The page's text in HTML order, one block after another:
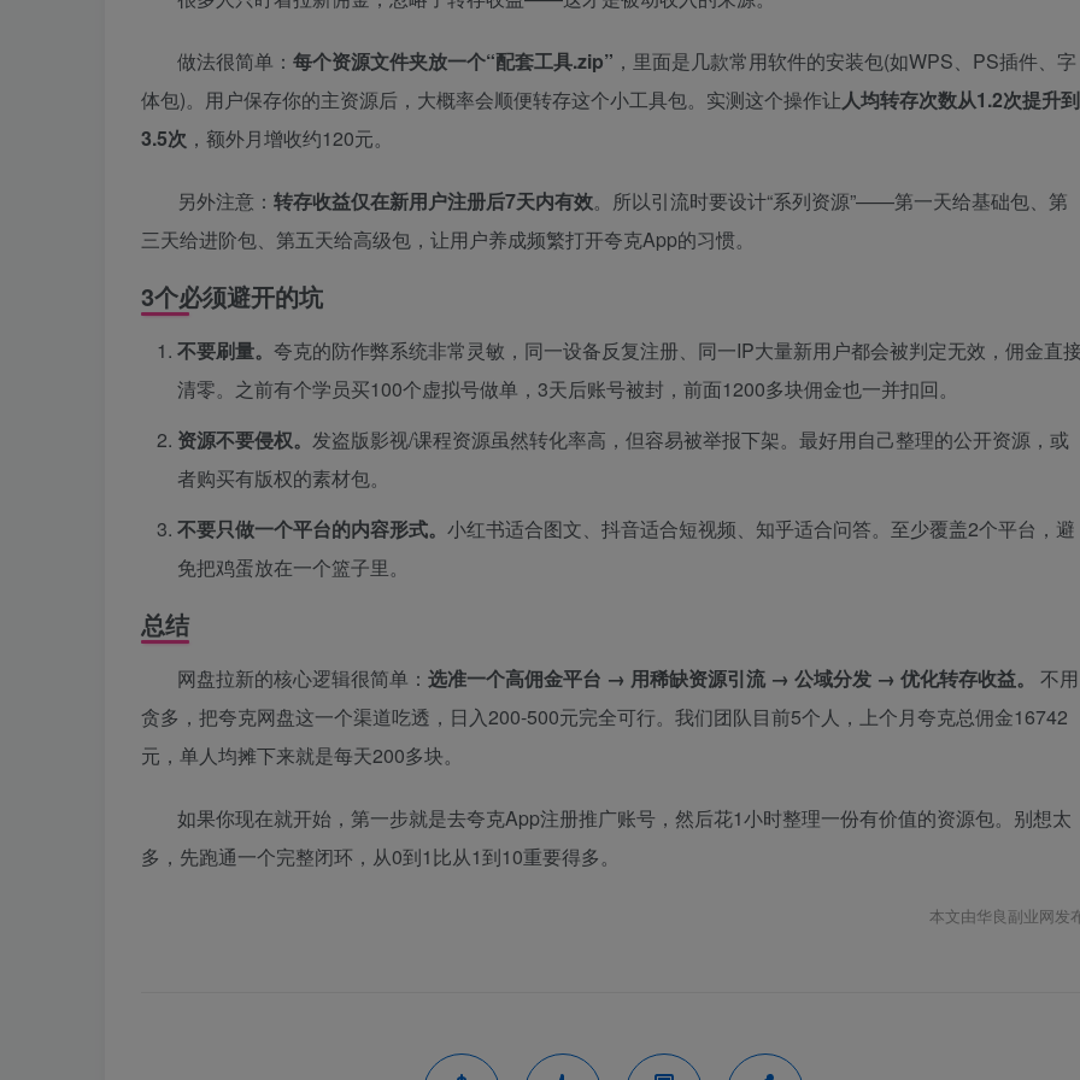
做法很简单： 每个资源文件夹放一个“配套工具.zip” ，里面是几款常用软件的安装包(如WPS、PS插件、字
体包)。用户保存你的主资源后，大概率会顺便转存这个小工具包。实测这个操作让人均转存次数从1.2次提升到
3.5次 ，额外月增收约120元。
另外注意： 转存收益仅在新用户注册后7天内有效。所以引流时要设计“系列资源”——第一天给基础包、第
三天给进阶包、第五天给高级包，让用户养成频繁打开夸克App的习惯。
3个必须避开的坑
不要刷量。 夸克的防作弊系统非常灵敏，同一设备反复注册、同一IP大量新用户都会被判定无效，佣金直
清零。之前有个学员买100个虚拟号做单，3天后账号被封，前面1200多块佣金也一并扣回。
资源不要侵权。 发盗版影视/课程资源虽然转化率高，但容易被举报下架。最好用自己整理的公开资源，或
者购买有版权的素材包。
不要只做一个平台的内容形式。 小红书适合图文、抖音适合短视频、知乎适合问答。至少覆盖2个平台，避
免把鸡蛋放在一个篮子里。
总结
网盘拉新的核心逻辑很简单： 选准一个高佣金平台 → 用稀缺资源引流 → 公域分发 → 优化转存收益。
不用
贪多，把夸克网盘这一个渠道吃透，日入200-500元完全可行。我们团队目前5个人，上个月夸克总佣金16742
元，单人均摊下来就是每天200多块。
如果你现在就开始，第一步就是去夸克App注册推广账号，然后花1小时整理一份有价值的资源包。别想太
多，先跑通一个完整闭环，从0到1比从1到10重要得多。
本文由华良副业网发